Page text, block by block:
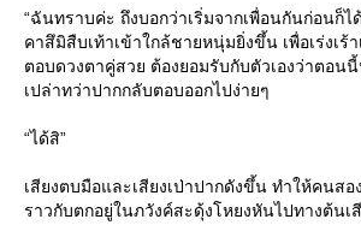
“ฉันทราบค่ะ ถึงบอกว่าเริ่มจากเพื่อนกันก่อนก็ไ
คาสึมิสืบเท้าเข้าใกล้ชายหนุ่มยิ่งขึ้น เพื่อเร่งเร้
ตอบดวงตาคู่สวย ต้องยอมรับกับตัวเองว่าตอนนี้
เปล่าทว่าปากกลับตอบออกไปง่ายๆ
“ได้สิ”
เสียงตบมือและเสียงเป่าปากดังขึ้น ทำให้คนส
ราวกับตกอยู่ในภวังค์สะดุ้งโหยงหันไปทางต้นเ